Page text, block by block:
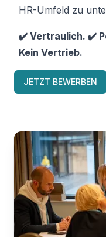
HR-Umfeld zu
✔️ Vertraulich. ✔️
Kein Vertrieb.
JETZT BEWERBEN